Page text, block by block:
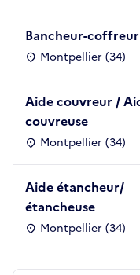
Bancheur-
Montpellier (34)
Aide couvreur /
couvreuse
Montpellier (34)
Aide étancheur/
étancheuse
Montpellier (34)